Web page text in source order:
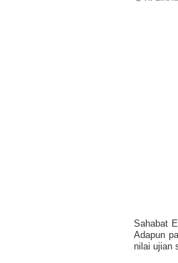
Sahabat
Adapun
nilai ujian